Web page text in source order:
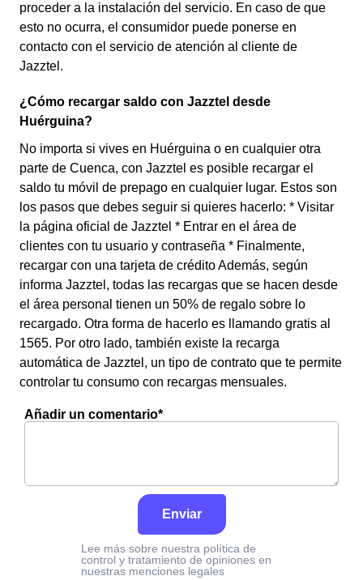
proceder a la instalación del servicio. En caso de que
esto no ocurra, el consumidor puede ponerse en
contacto con el servicio de atención al cliente de
Jazztel.
¿Cómo recargar saldo con Jazztel desde
Huérguina?
No importa si vives en Huérguina o en cualquier otra
parte de Cuenca, con Jazztel es posible recargar el
saldo tu móvil de prepago en cualquier lugar. Estos son
los pasos que debes seguir si quieres hacerlo: * Visitar
la página oficial de Jazztel * Entrar en el área de
clientes con tu usuario y contraseña * Finalmente,
recargar con una tarjeta de crédito Además, según
informa Jazztel, todas las recargas que se hacen desde
el área personal tienen un 50% de regalo sobre lo
recargado. Otra forma de hacerlo es llamando gratis al
1565. Por otro lado, también existe la recarga
automática de Jazztel, un tipo de contrato que te permite
controlar tu consumo con recargas mensuales.
Añadir un comentario*
Enviar
Lee más sobre nuestra política de
control y tratamiento de opiniones en
nuestras menciones legales